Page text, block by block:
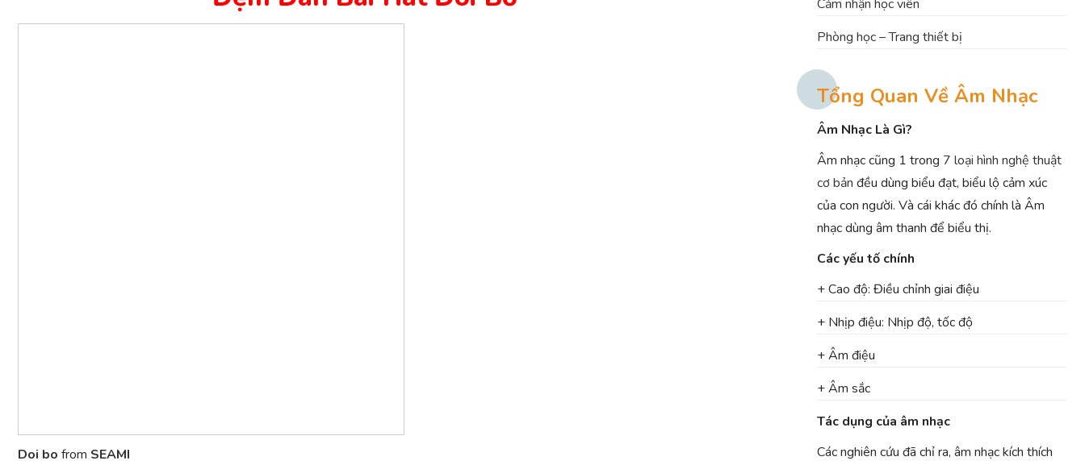
Doi bo from SEAMI
Cảm nhận học viên
Phòng học – Trang thiết bị
Tổng Quan Về Âm Nhạc
Âm Nhạc Là Gì?
Âm nhạc cũng 1 trong 7 loại hình nghệ thuật
cơ bản đều dùng biểu đạt, biểu lộ cảm xúc
của con người. Và cái khác đó chính là Âm
nhạc dùng âm thanh để biểu thị.
Các yếu tố chính
+ Cao độ: Điều chỉnh giai điệu
+ Nhịp điệu: Nhịp độ, tốc độ
+ Âm điệu
+ Âm sắc
Tác dụng của âm nhạc
Các nghiên cứu đã chỉ ra, âm nhạc kích thích